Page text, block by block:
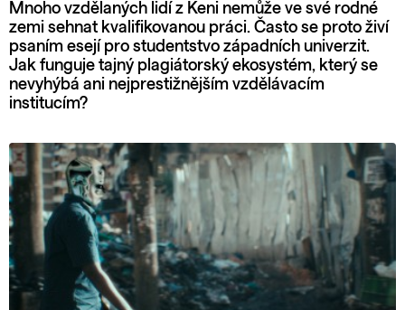
Mnoho vzdělaných lidí z Keni nemůže ve své rodné
zemi sehnat kvalifikovanou práci. Často se proto živí
psaním esejí pro studentstvo západních univerzit.
Jak funguje tajný plagiátorský ekosystém, který se
nevyhýbá ani nejprestižnějším vzdělávacím
institucím?